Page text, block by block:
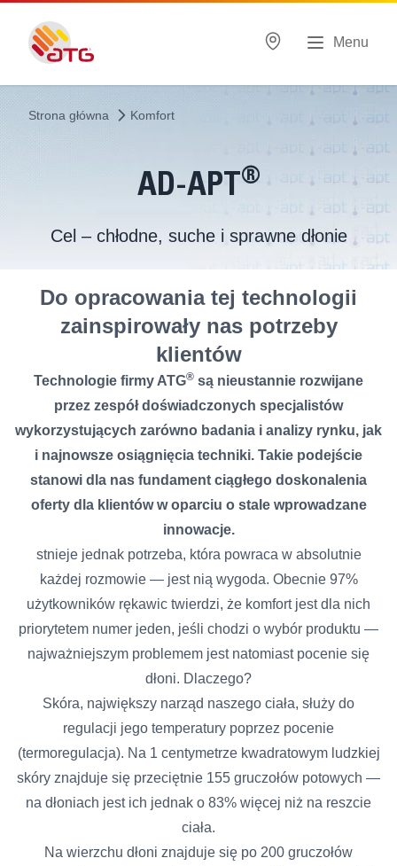
Menu
Strona główna Komfort
AD-APT ®
Cel – chłodne, suche i sprawne dłonie
Do opracowania tej technologii
zainspirowały nas potrzeby
klientów
Technologie firmy ATG® są nieustannie rozwijane
przez zespół doświadczonych specjalistów
wykorzystujących zarówno badania i analizy rynku, jak
i najnowsze osiągnięcia techniki. Takie podejście
stanowi dla nas fundament ciągłego doskonalenia
oferty dla klientów w oparciu o stale wprowadzane
innowacje.
stnieje jednak potrzeba, która powraca w absolutnie
każdej rozmowie — jest nią wygoda. Obecnie 97%
użytkowników rękawic twierdzi, że komfort jest dla nich
priorytetem numer jeden, jeśli chodzi o wybór produktu —
najważniejszym problemem jest natomiast pocenie się
dłoni. Dlaczego?
Skóra, największy narząd naszego ciała, służy do
regulacji jego temperatury poprzez pocenie
(termoregulacja). Na 1 centymetrze kwadratowym ludzkiej
skóry znajduje się przeciętnie 155 gruczołów potowych —
na dłoniach jest ich jednak o 83% więcej niż na reszcie
ciała.
Na wierzchu dłoni znajduje się po 200 gruczołów